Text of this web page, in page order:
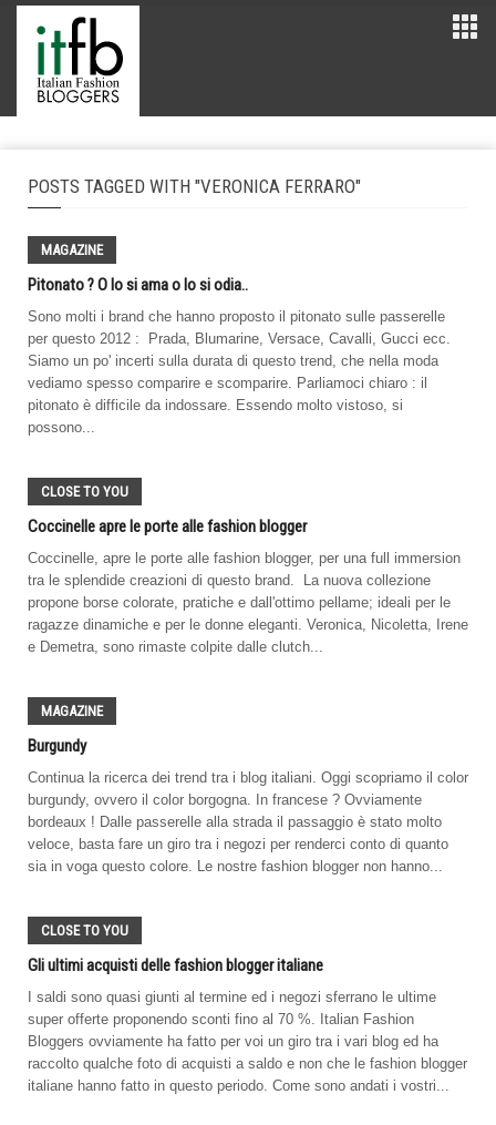
POSTS TAGGED WITH "VERONICA FERRARO"
MAGAZINE
Pitonato ? O lo si ama o lo si odia..
Sono molti i brand che hanno proposto il pitonato sulle passerelle
per questo 2012 : Prada, Blumarine, Versace, Cavalli, Gucci ecc.
Siamo un po' incerti sulla durata di questo trend, che nella moda
vediamo spesso comparire e scomparire. Parliamoci chiaro : il
pitonato è difficile da indossare. Essendo molto vistoso, si
possono...
CLOSE TO YOU
Coccinelle apre le porte alle fashion blogger
Coccinelle, apre le porte alle fashion blogger, per una full immersion
tra le splendide creazioni di questo brand. La nuova collezione
propone borse colorate, pratiche e dall'ottimo pellame; ideali per le
ragazze dinamiche e per le donne eleganti. Veronica, Nicoletta, Irene
e Demetra, sono rimaste colpite dalle clutch...
MAGAZINE
Burgundy
Continua la ricerca dei trend tra i blog italiani. Oggi scopriamo il color
burgundy, ovvero il color borgogna. In francese ? Ovviamente
bordeaux ! Dalle passerelle alla strada il passaggio è stato molto
veloce, basta fare un giro tra i negozi per renderci conto di quanto
sia in voga questo colore. Le nostre fashion blogger non hanno...
CLOSE TO YOU
Gli ultimi acquisti delle fashion blogger italiane
I saldi sono quasi giunti al termine ed i negozi sferrano le ultime
super offerte proponendo sconti fino al 70 %. Italian Fashion
Bloggers ovviamente ha fatto per voi un giro tra i vari blog ed ha
raccolto qualche foto di acquisti a saldo e non che le fashion blogger
italiane hanno fatto in questo periodo. Come sono andati i vostri...